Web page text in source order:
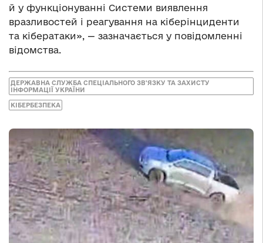
й у функціонуванні Системи виявлення
вразливостей і реагування на кіберінциденти
та кібератаки», — зазначається у повідомленні
відомства.
ДЕРЖАВНА СЛУЖБА СПЕЦІАЛЬНОГО ЗВ'ЯЗКУ ТА ЗАХИСТУ
ІНФОРМАЦІЇ УКРАЇНИ
КІБЕРБЕЗПЕКА